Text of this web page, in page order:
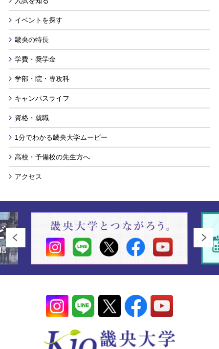
イベントを探す
畿央の特長
学費・奨学金
学部・院・専攻科
キャンパスライフ
資格・就職
1分でわかる畿央大学ムービー
高校・予備校の先生方へ
アクセス